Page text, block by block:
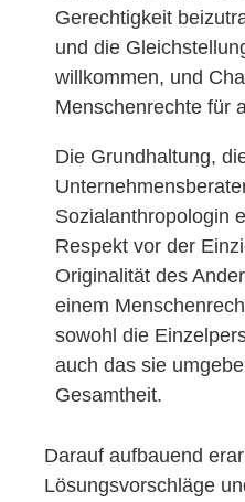
Gerechtigkeit
und die
willkommen, und
Menschenrechte für
Die Grundhaltung,
Sozialanthropologin
Respekt vor der
Originalität des
einem
sowohl die
auch das sie
Gesamtheit.
Darauf aufbauend
Lösungsvorschläge